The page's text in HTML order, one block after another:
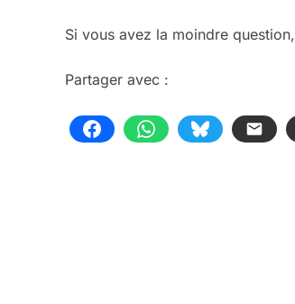
Si vous avez la moindre question,
Partager avec :